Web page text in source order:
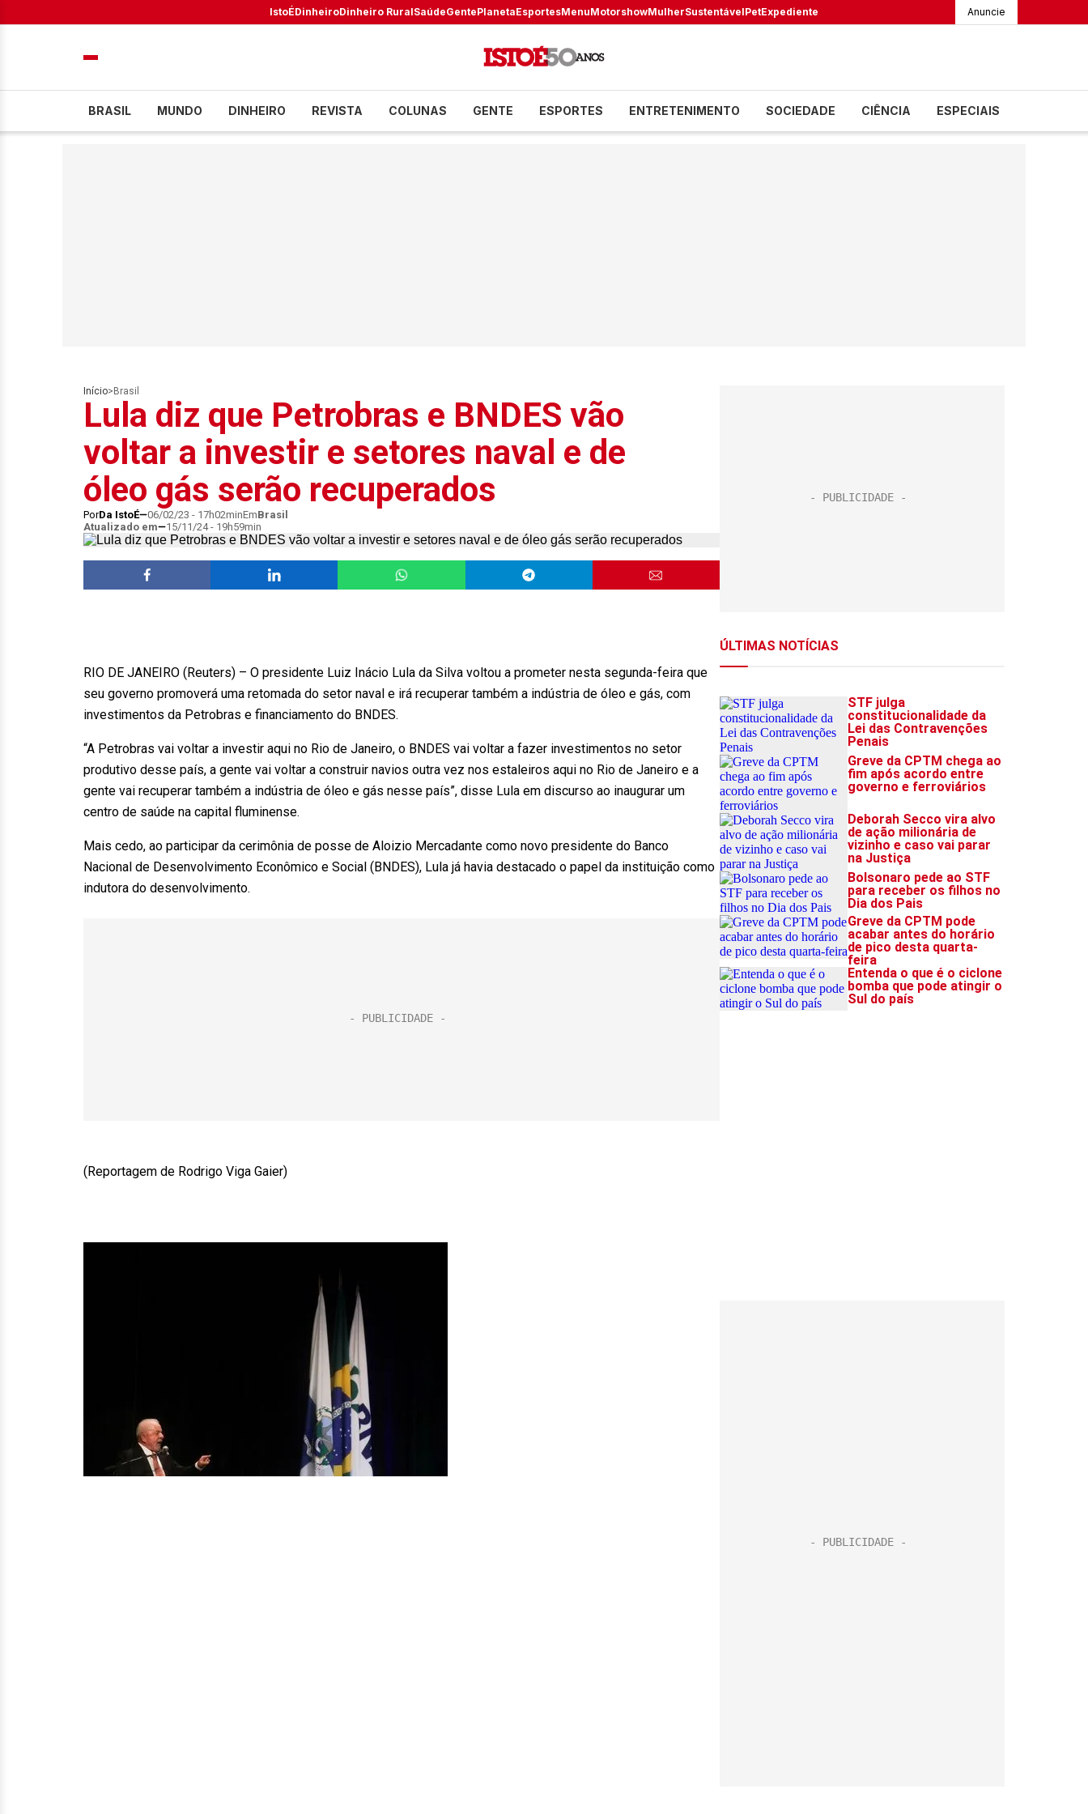
IstoÉDinheiroDinheiro RuralSaúdeGentePlanetaEsportesMenuMotorshowMulherSustentávelPetExpediente Anuncie
BRASIL MUNDO DINHEIRO REVISTA COLUNAS GENTE ESPORTES ENTRETENIMENTO SOCIEDADE CIÊNCIA ESPECIAIS
Início> Brasil
Lula diz que Petrobras e BNDES vão
voltar a investir e setores naval e de
óleo gás serão recuperados
PorDa IstoÉ 06/02/23 - 17h02minEmBrasil
Atualizado em
15/11/24 - 19h59min
RIO DE JANEIRO (Reuters) – O presidente Luiz Inácio Lula da Silva voltou a prometer nesta segunda-feira que
seu governo promoverá uma retomada do setor naval e irá recuperar também a indústria de óleo e gás, com
investimentos da Petrobras e financiamento do BNDES.
“A Petrobras vai voltar a investir aqui no Rio de Janeiro, o BNDES vai voltar a fazer investimentos no setor
produtivo desse país, a gente vai voltar a construir navios outra vez nos estaleiros aqui no Rio de Janeiro e a
gente vai recuperar também a indústria de óleo e gás nesse país”, disse Lula em discurso ao inaugurar um
centro de saúde na capital fluminense.
Mais cedo, ao participar da cerimônia de posse de Aloizio Mercadante como novo presidente do Banco
Nacional de Desenvolvimento Econômico e Social (BNDES), Lula já havia destacado o papel da instituição como
indutora do desenvolvimento.
(Reportagem de Rodrigo Viga Gaier)